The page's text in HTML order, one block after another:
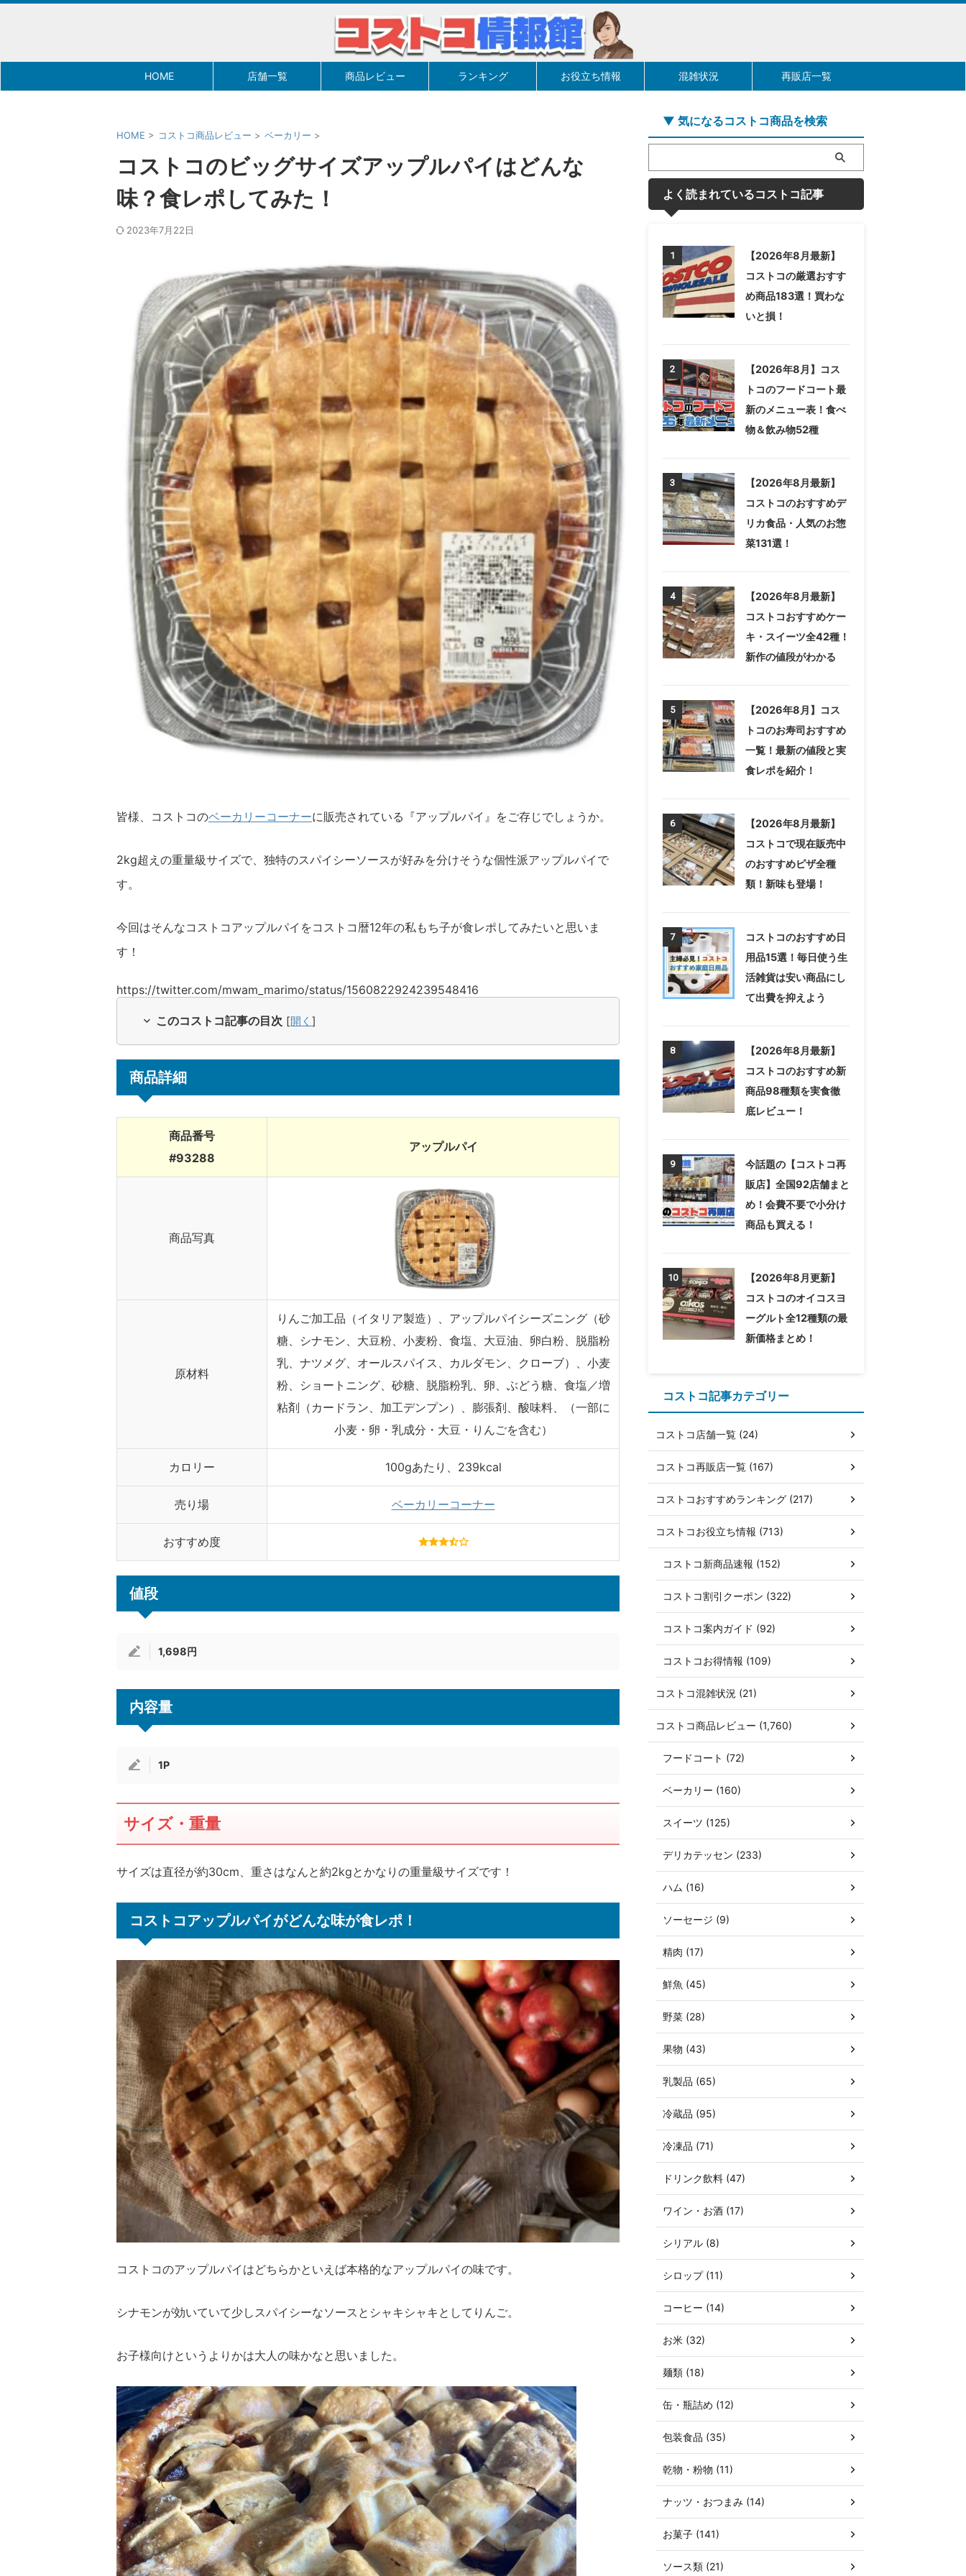
HOME 店舗一覧 商品レビュー ランキング お役立ち情報 混雑状況 再販店一覧
HOME > コストコ商品レビュー > ベーカリー >
コストコのビッグサイズアップルパイはどんな
味？食レポしてみた！
2023年7月22日
皆様、コストコのベーカリーコーナーに販売されている『アップルパイ』をご存じでしょうか。
2kg超えの重量級サイズで、独特のスパイシーソースが好みを分けそうな個性派アップルパイで
す。
今回はそんなコストコアップルパイをコストコ暦12年の私もち子が食レポしてみたいと思いま
す！
https://twitter.com/mwam_marimo/status/1560822924239548416
このコストコ記事の目次 [開く ]
商品詳細
商品番号
#93288
アップルパイ
商品写真
原材料
りんご加工品（イタリア製造）、アップルパイシーズニング（砂
糖、シナモン、大豆粉、小麦粉、食塩、大豆油、卵白粉、脱脂粉
乳、ナツメグ、オールスパイス、カルダモン、クローブ）、小麦
粉、ショートニング、砂糖、脱脂粉乳、卵、ぶどう糖、食塩／増
粘剤（カードラン、加工デンプン）、膨張剤、酸味料、（一部に
小麦・卵・乳成分・大豆・りんごを含む）
カロリー 100gあたり、239kcal
売り場 ベーカリーコーナー
おすすめ度
値段
1,698円
内容量
1P
サイズ・重量
サイズは直径が約30cm、重さはなんと約2kgとかなりの重量級サイズです！
コストコアップルパイがどんな味が食レポ！
コストコのアップルパイはどちらかといえば本格的なアップルパイの味です。
シナモンが効いていて少しスパイシーなソースとシャキシャキとしてりんご。
お子様向けというよりかは大人の味かなと思いました。
▼ 気になるコストコ商品を検索
よく読まれているコストコ記事
1
【2026年8月最新】
コストコの厳選おすす
め商品183選！買わな
いと損！
2
【2026年8月】コス
トコのフードコート最
新のメニュー表！食べ
物＆飲み物52種
3
【2026年8月最新】
コストコのおすすめデ
リカ食品・人気のお惣
菜131選！
4
【2026年8月最新】
コストコおすすめケー
キ・スイーツ全42種！
新作の値段がわかる
5
【2026年8月】コス
トコのお寿司おすすめ
一覧！最新の値段と実
食レポを紹介！
6
【2026年8月最新】
コストコで現在販売中
のおすすめピザ全種
類！新味も登場！
7
コストコのおすすめ日
用品15選！毎日使う生
活雑貨は安い商品にし
て出費を抑えよう
8
【2026年8月最新】
コストコのおすすめ新
商品98種類を実食徹
底レビュー！
9
今話題の【コストコ再
販店】全国92店舗まと
め！会費不要で小分け
商品も買える！
10
【2026年8月更新】
コストコのオイコスヨ
ーグルト全12種類の最
新価格まとめ！
コストコ記事カテゴリー
コストコ店舗一覧 (24)
コストコ再販店一覧 (167)
コストコおすすめランキング (217)
コストコお役立ち情報 (713)
コストコ新商品速報 (152)
コストコ割引クーポン (322)
コストコ案内ガイド (92)
コストコお得情報 (109)
コストコ混雑状況 (21)
コストコ商品レビュー (1,760)
フードコート (72)
ベーカリー (160)
スイーツ (125)
デリカテッセン (233)
ハム (16)
ソーセージ (9)
精肉 (17)
鮮魚 (45)
野菜 (28)
果物 (43)
乳製品 (65)
冷蔵品 (95)
冷凍品 (71)
ドリンク飲料 (47)
ワイン・お酒 (17)
シリアル (8)
シロップ (11)
コーヒー (14)
お米 (32)
麺類 (18)
缶・瓶詰め (12)
包装食品 (35)
乾物・粉物 (11)
ナッツ・おつまみ (14)
お菓子 (141)
ソース類 (21)